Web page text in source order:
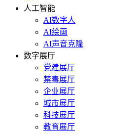
人工智能
AI数字人
AI绘画
AI声音克隆
数字展厅
党建展厅
禁毒展厅
企业展厅
城市展厅
科技展厅
教育展厅